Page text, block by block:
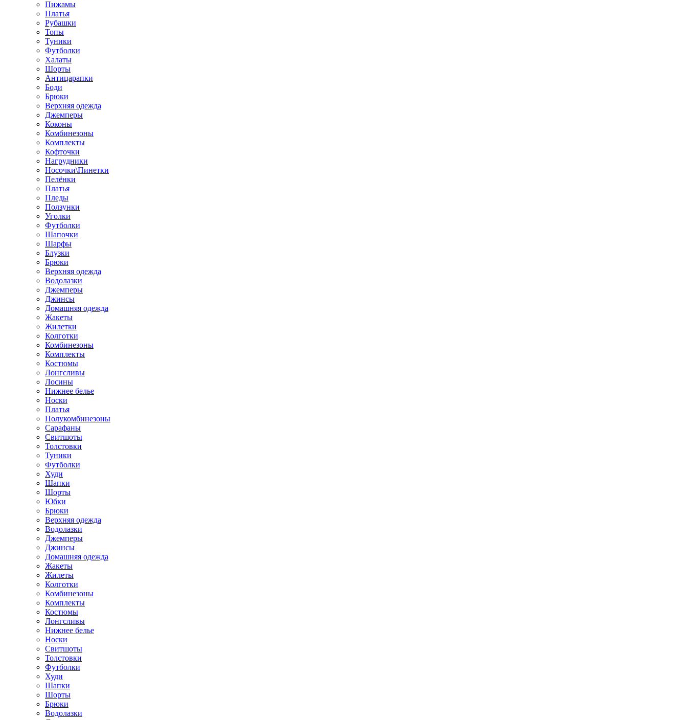
Пижамы
Платья
Рубашки
Топы
Туники
Футболки
Халаты
Шорты
Антицарапки
Боди
Брюки
Верхняя одежда
Джемперы
Коконы
Комбинезоны
Комплекты
Кофточки
Нагрудники
Носочки\Пинетки
Пелёнки
Платья
Пледы
Ползунки
Уголки
Футболки
Шапочки
Шарфы
Блузки
Брюки
Верхняя одежда
Водолазки
Джемперы
Джинсы
Домашняя одежда
Жакеты
Жилетки
Колготки
Комбинезоны
Комплекты
Костюмы
Лонгсливы
Лосины
Нижнее белье
Носки
Платья
Полукомбинезоны
Сарафаны
Свитшоты
Толстовки
Туники
Футболки
Худи
Шапки
Шорты
Юбки
Брюки
Верхняя одежда
Водолазки
Джемперы
Джинсы
Домашняя одежда
Жакеты
Жилеты
Колготки
Комбинезоны
Комплекты
Костюмы
Лонгсливы
Нижнее белье
Носки
Свитшоты
Толстовки
Футболки
Худи
Шапки
Шорты
Брюки
Водолазки